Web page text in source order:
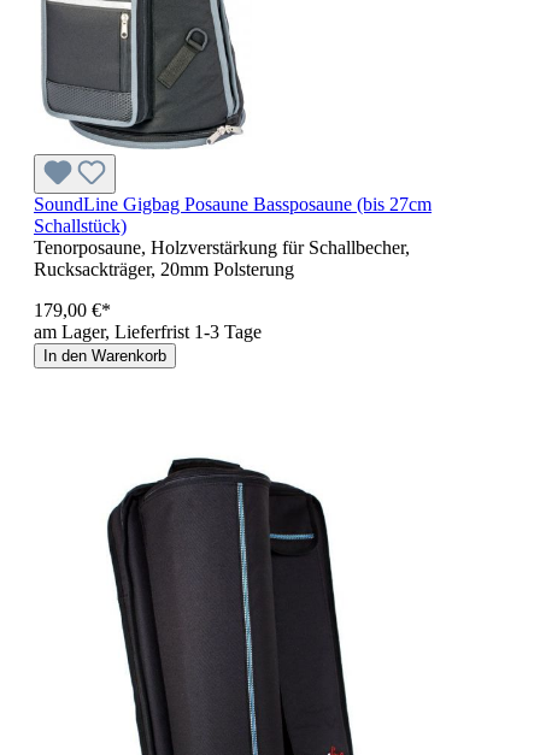
SoundLine Gigbag Posaune Bassposaune (bis 27cm
Schallstück)
Tenorposaune, Holzverstärkung für Schallbecher,
Rucksackträger, 20mm Polsterung
179,00 €*
am Lager, Lieferfrist 1-3 Tage
In den Warenkorb